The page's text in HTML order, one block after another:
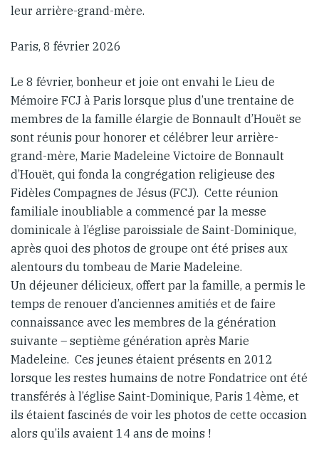
leur arrière-grand-mère.
Paris, 8 février 2026
Le 8 février, bonheur et joie ont envahi le Lieu de
Mémoire FCJ à Paris lorsque plus d’une trentaine de
membres de la famille élargie de Bonnault d’Houët se
sont réunis pour honorer et célébrer leur arrière-
grand-mère, Marie Madeleine Victoire de Bonnault
d’Houët, qui fonda la congrégation religieuse des
Fidèles Compagnes de Jésus (FCJ). Cette réunion
familiale inoubliable a commencé par la messe
dominicale à l’église paroissiale de Saint-Dominique,
après quoi des photos de groupe ont été prises aux
alentours du tombeau de Marie Madeleine.
Un déjeuner délicieux, offert par la famille, a permis le
temps de renouer d’anciennes amitiés et de faire
connaissance avec les membres de la génération
suivante – septième génération après Marie
Madeleine. Ces jeunes étaient présents en 2012
lorsque les restes humains de notre Fondatrice ont été
transférés à l’église Saint-Dominique, Paris 14ème, et
ils étaient fascinés de voir les photos de cette occasion
alors qu’ils avaient 14 ans de moins !